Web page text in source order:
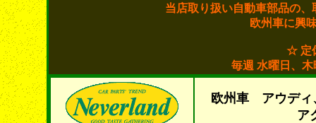
当店取り扱い自動車部品の
欧州車に興
☆ 定
毎週 水曜日、
欧州車 アウディ
ア